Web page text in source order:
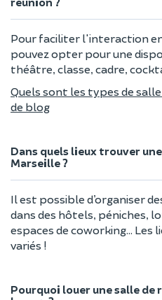
Pour faciliter l'interaction
pouvez opter pour une
théâtre, classe, cadre,
Quels sont les types de
de blog
Dans quels lieux trouver
Marseille ?
Il est possible d’organiser
dans des hôtels, péniches,
espaces de coworking… Les
variés !
Pourquoi louer une salle de